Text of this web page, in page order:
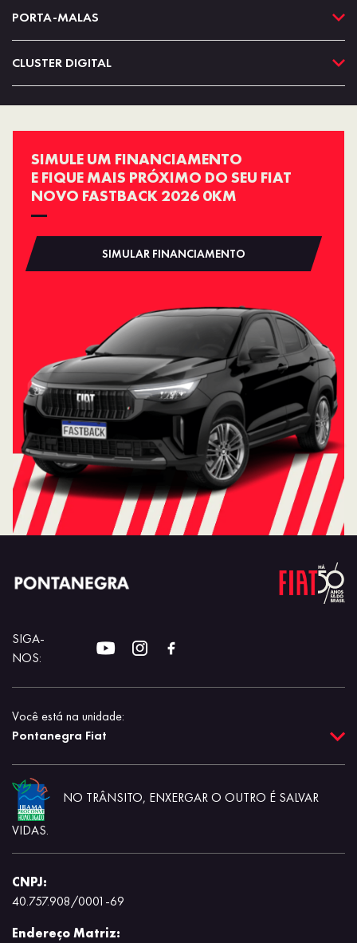
PORTA-MALAS
CLUSTER DIGITAL
SIMULE UM FINANCIAMENTO
E FIQUE MAIS PRÓXIMO DO SEU FIAT
NOVO FASTBACK 2026 0KM
SIMULAR FINANCIAMENTO
SIGA-
NOS:
Você está na unidade:
Pontanegra Fiat
NO TRÂNSITO, ENXERGAR O OUTRO É SALVAR
VIDAS.
CNPJ:
40.757.908/0001-69
Endereço Matriz: